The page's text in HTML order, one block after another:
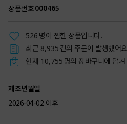
상품번호000465
526 명이 찜한 상품입니다.
최근 8,935 건의 주문이 발생했어
현재 10,755 명의 장바구니에 담
제조년월일
2026-04-02 이후